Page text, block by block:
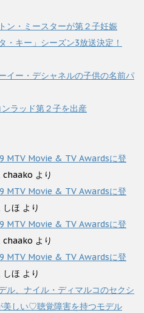
ン・ミースターが第２子妊娠
・キー」シーズン3放送決定！
イー・デシャネルの子供の名前パ
ラッド第２子を出産
MTV Movie & TV Awardsに登
chaako より
MTV Movie & TV Awardsに登
しほ より
MTV Movie & TV Awardsに登
chaako より
MTV Movie & TV Awardsに登
しほ より
ル、ナイル・ディマルコのセクシ
美しい♡聴覚障害を持つモデル